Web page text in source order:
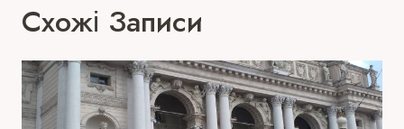
Схожі Записи